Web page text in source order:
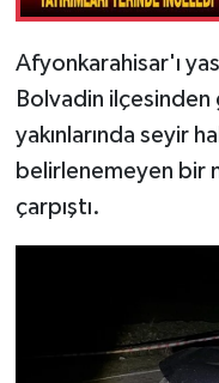
Afyonkarahisar'ı
Bolvadin
yakınlarında seyir
belirlenemeyen bir
çarpıştı.